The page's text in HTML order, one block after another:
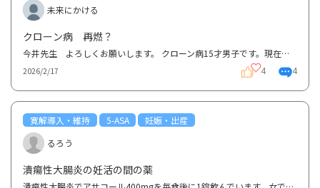
未来にかける
クローン病 再燃？
今井先生 よろしくお願いします。 クローン病15才男子です。現在スキリージで元々の問題点の体重減少...
2026/2/17 4 4
寛解導入・維持 5-ASA
妊娠・出産
るろう
潰瘍性大腸炎の妊活の間の薬